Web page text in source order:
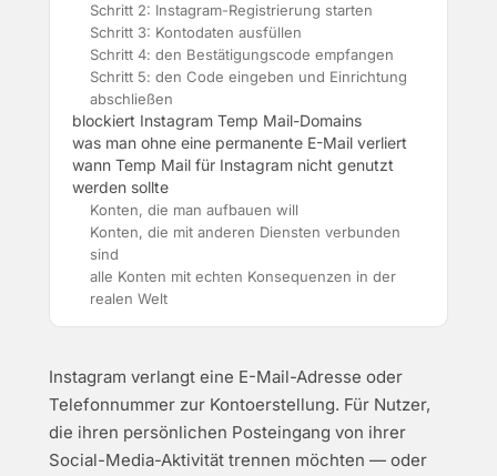
Schritt 2: Instagram-Registrierung starten
Schritt 3: Kontodaten ausfüllen
Schritt 4: den Bestätigungscode empfangen
Schritt 5: den Code eingeben und Einrichtung
abschließen
blockiert Instagram Temp Mail-Domains
was man ohne eine permanente E-Mail verliert
wann Temp Mail für Instagram nicht genutzt
werden sollte
Konten, die man aufbauen will
Konten, die mit anderen Diensten verbunden
sind
alle Konten mit echten Konsequenzen in der
realen Welt
Instagram verlangt eine E-Mail-Adresse oder
Telefonnummer zur Kontoerstellung. Für Nutzer,
die ihren persönlichen Posteingang von ihrer
Social-Media-Aktivität trennen möchten — oder